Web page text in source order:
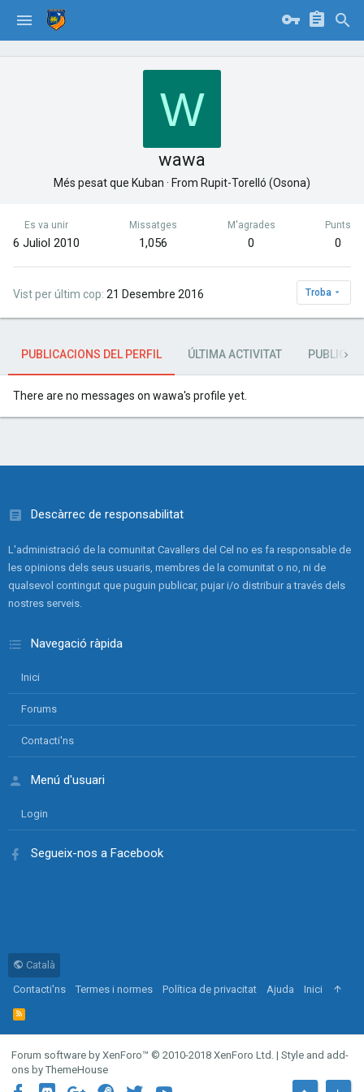
W
wawa
Més pesat que Kuban · From Rupit-Torelló (Osona)
Es va unir
6 Juliol 2010
Missatges
1,056
M'agrades
0
Punts
0
Vist per últim cop 21 Desembre 2016 Troba
PUBLICACIONS DEL PERFIL ÚLTIMA ACTIVITAT
There are no messages on wawa's profile yet.
Descàrrec de responsabilitat
L'administració de la comunitat Cavallers del Cel no es fa responsable de
les opinions dels seus usuaris, membres de la comunitat o no, ni de
qualsevol contingut que puguin publicar, pujar i/o distribuir a través dels
nostres serveis.
Navegació ràpida
Inici
Forums
Contacti'ns
Menú d'usuari
Login
Segueix-nos a Facebook
Català
Contacti'ns
Termes i normes Política de privacitat Ajuda Inici
R
S
S
Forum software by XenForo™ © 2010-2018 XenForo Ltd. | Style and add-
ons by ThemeHouse